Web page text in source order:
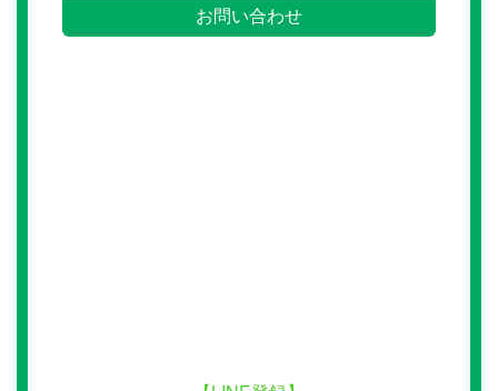
お問い合わせ